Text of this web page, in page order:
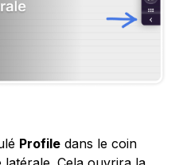
Profile dans le coin